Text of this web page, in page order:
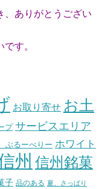
ありがとうござい
す。
お取り寄せ お土
プ サービスエリア
るーべりー ホワイト
州 信州銘菓
子 品のある 夏、さっぱり